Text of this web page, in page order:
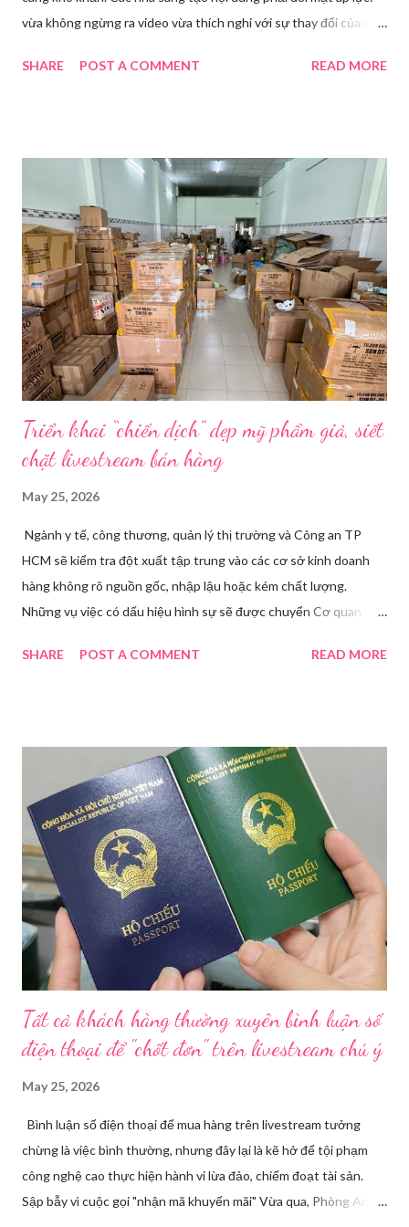
vừa không ngừng ra video vừa thích nghi với sự thay đổi của các
Huawei tại Hội nghị Di động Thế giới tại Thượng Hải năm 2021.
thay đồ. Chỉ trong vài phút, phòng khách được sắp xếp lại. Hai
đèn chiếu ngược sáng bật lên. Một chiếc điện thoại được gắn cố
định. Cả ba người vào vị trí. Wu đã chuẩn bị sẵn lời thoại và trao
đổi trước cách diễn đạt với ông và mẹ, thậm chí còn bàn xem
dùng từ nào trong phương ngữ Thượng Hải nghe tự nhiên nhất
trên camera. Ông cô nhăn mặt khi nghe giải thích về Thế vận
hội Mùa đông. “Người già như tụi ông không hiểu mấy cái này...
SHARE POST A COMMENT READ MORE
Triển khai “chiến dịch” dẹp mỹ phẩm giả, siết
chặt livestream bán hàng
May 25, 2026
Ngành y tế, công thương, quản lý thị trường và Công an TP
HCM sẽ kiểm tra đột xuất tập trung vào các cơ sở kinh doanh
hàng không rõ nguồn gốc, nhập lậu hoặc kém chất lượng.
Những vụ việc có dấu hiệu hình sự sẽ được chuyển Cơ quan
Hoài Nam đã ký ban hành Kế hoạch số 4316/KH-SYT về việc
trạng kinh doanh mỹ phẩm thật - giả lẫn lộn. Để chấn chỉnh, Sở Y
tế TP HCM sẽ phối hợp với các sở, ngành và chính quyền địa
phương tăng cường kiểm tra, giám sát. Đợt này, Phòng Nghiệp
vụ Dược sẽ tham mưu Giám đốc Sở Y tế thành lập Tổ công tác
về mỹ phẩm. Cơ quan Cảnh sát điều tra Công an TP HCM vừa
triệt phá đường dây sản xuất, buôn bán mỹ phẩm giả quy mô
lớn, hoạt động tinh vi ngay giữa khu dân cư ở phường Tân Tạo.
Bên cạnh đó, Sở Y tế sẽ công khai danh ...
SHARE POST A COMMENT READ MORE
Tất cả khách hàng thường xuyên bình luận số
điện thoại để "chốt đơn" trên livestream chú ý
May 25, 2026
Bình luận số điện thoại để mua hàng trên livestream tưởng
chừng là việc bình thường, nhưng đây lại là kẽ hở để tội phạm
công nghệ cao thực hiện hành vi lừa đảo, chiếm đoạt tài sản.
Sập bẫy vì cuộc gọi "nhận mã khuyến mãi" Vừa qua, Phòng An